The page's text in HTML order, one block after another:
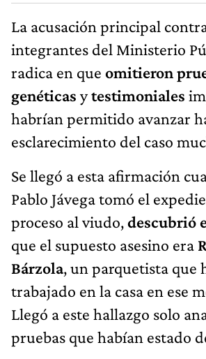
La acusación principal
integrantes del Ministerio
radica en que omitieron
genéticas ytestimoniales
habrían permitido avanzar
esclarecimiento del caso
Se llegó a esta afirmación
Pablo Jávega tomó el
proceso al viudo,descubrió
que el supuesto asesino era
Bárzola, un parquetista que
trabajado en la casa en ese
Llegó a este hallazgo solo
pruebas que habían estado